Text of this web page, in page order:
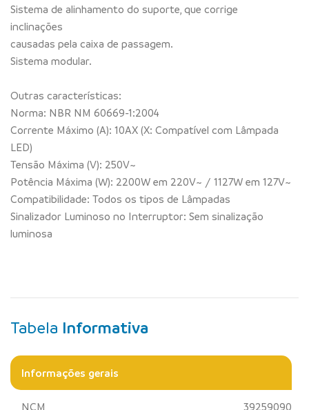
Sistema de alinhamento do suporte, que corrige
inclinações
causadas pela caixa de passagem.
Sistema modular.
Outras características:
Norma: NBR NM 60669-1:2004
Corrente Máximo (A): 10AX (X: Compatível com Lâmpada
LED)
Tensão Máxima (V): 250V~
Potência Máxima (W): 2200W em 220V~ / 1127W em 127V~
Compatibilidade: Todos os tipos de Lâmpadas
Sinalizador Luminoso no Interruptor: Sem sinalização
luminosa
Tabela Informativa
Informações gerais
NCM 39259090